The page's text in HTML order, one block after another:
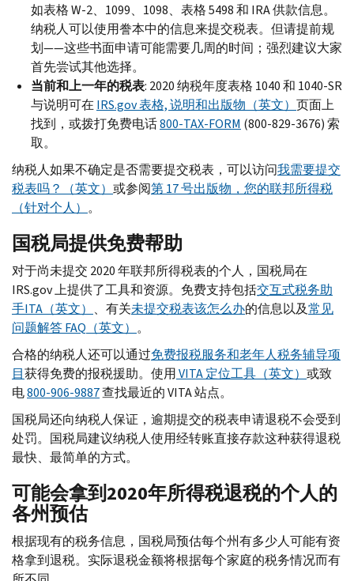
如表格W-2、1099、1098、表格 5498 和 IRA供款信息。
纳税人可以使用誊本中的信息来提交税表。但请提前规
划——这些书面申请可能需要几周的时间；强烈建议大家
首先尝试其他选择。
当前和上一年的税表: 2020 纳税年度表格 1040 和 1040-SR
与说明可在 IRS.gov表格, 说明和出版物（英文） 页面上
找到，或拨打免费电话800-TAX-FORM (800-829-3676) 索
取。
纳税人如果不确定是否需要提交税表，可以访问我需要提交
税表吗？（英文） 或参阅第 17 号出版物，您的联邦所得税
（针对个人） 。
国税局提供免费帮助
对于尚未提交 2020 年联邦所得税表的个人，国税局在
IRS.gov上提供了工具和资源。免费支持包括交互式税务助
手ITA （英文） 、有关未提交税表该怎么办的信息以及常见
问题解答FAQ （英文） 。
合格的纳税人还可以通过免费报税服务和老年人税务辅导项
目获得免费的报税援助。使用VITA定位工具（英文） 或致
电800-906-9887查找最近的VITA站点。
国税局还向纳税人保证，逾期提交的税表申请退税不会受到
处罚。国税局建议纳税人使用经转账直接存款这种获得退税
最快、最简单的方式。
可能会拿到2020年所得税退税的个人的
各州预估
根据现有的税务信息，国税局预估每个州有多少人可能有资
格拿到退税。实际退税金额将根据每个家庭的税务情况而有